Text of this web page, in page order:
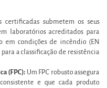
certificadas submetem os seus
laboratórios acreditados para
em condições de incêndio (EN
para a classificação de resistência
(FPC): Um FPC robusto assegura
e que cada produto